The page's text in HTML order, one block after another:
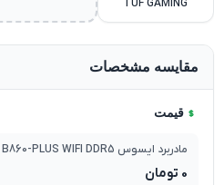
TUF GAMING
مقایسه مشخصات
قیمت
مادربرد ایسوس TUF GAMING B860-PLUS WIFI DDR5
0 تومان